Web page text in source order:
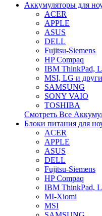
Аккумуляторы для
ACER
APPLE
ASUS
DELL
Fujitsu-Siemens
HP Compaq
IBM ThinkPad,
MSI, LG и
SAMSUNG
SONY VAIO
TOSHIBA
Смотреть Все
Блоки питания для
ACER
APPLE
ASUS
DELL
Fujitsu-Siemens
HP Compaq
IBM ThinkPad,
MI-Xiomi
MSI